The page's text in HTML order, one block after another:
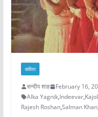
कविता
सन्दीप शाह February 16,
Alka Yagnik,Indeevar,Kajol
Rajesh Roshan,Salman Khan,